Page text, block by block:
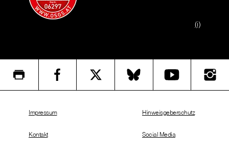
(i)
Impressum
Kontakt
Hinweisgeberschutz
Social Media